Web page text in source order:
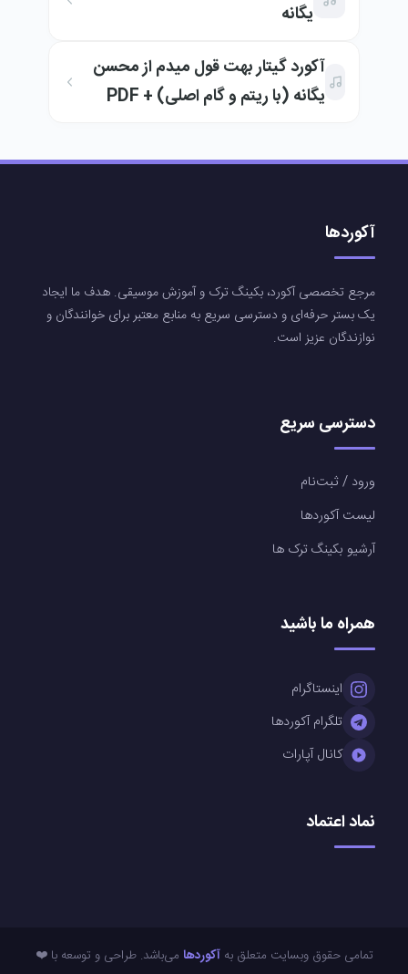
یگانه
آکورد گیتار بهت قول میدم از محسن
یگانه (با ریتم و گام اصلی) + PDF
آکوردها
مرجع تخصصی آکورد، بکینگ ترک و آموزش موسیقی. هدف ما ایجاد
یک بستر حرفه‌ای و دسترسی سریع به منابع معتبر برای خوانندگان و
نوازندگان عزیز است.
دسترسی سریع
ورود / ثبت‌نام
لیست آکوردها
آرشیو بکینگ ترک ها
همراه ما باشید
اینستاگرام
تلگرام آکوردها
کانال آپارات
نماد اعتماد
تمامی حقوق وبسایت متعلق بهآکوردها می‌باشد. طراحی و توسعه با ❤️